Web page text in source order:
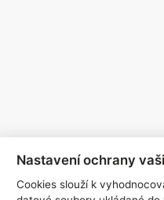
Nastavení ochrany
Cookies slouží k